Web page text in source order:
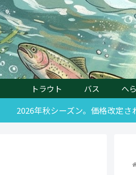
トラウト バス へ
2026年秋シーズン。価格改定